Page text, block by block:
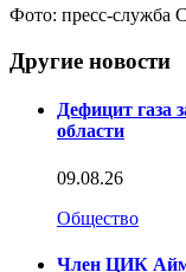
Фото: пресс-
Другие новости
Дефицит газа
области
09.08.26
Общество
Член ЦИК